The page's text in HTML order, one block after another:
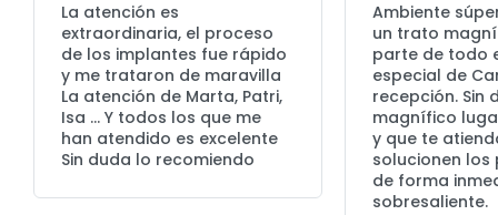
La atención es
extraordinaria, el proceso
de los implantes fue rápido
y me trataron de maravilla
La atención de Marta, Patri,
Isa … Y todos los que me
han atendido es excelente
Sin duda lo recomiendo
Ambiente
un trato
parte de todo
especial de
recepción. Sin
magnífico
y que te
solucionen los
de forma
sobresaliente.